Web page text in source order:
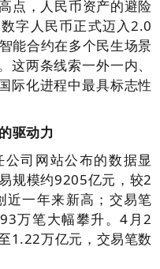
点，人民币资产的避险
字人民币正式迈入2.0
能合约在多个民生场景
这两条线索一外一内、
际化进程中最具标志性
驱动力
司网站公布的数据显
规模约9205亿元，较2
近一年来新高；交易笔
万笔大幅攀升。4月2
1.22万亿元，交易笔数